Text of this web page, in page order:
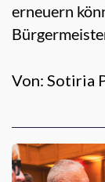
erneuern
Von: Sotiria